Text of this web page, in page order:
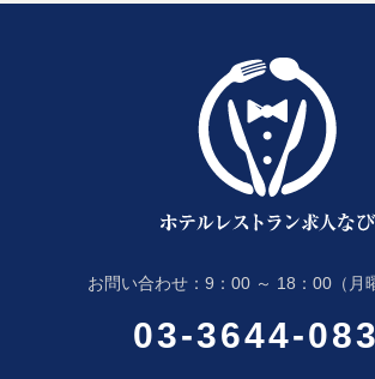
お問い合わせ：9：00 ～ 18：00（月
03-3644-